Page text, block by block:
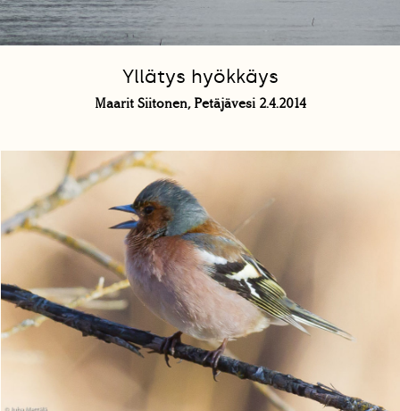
Yllätys hyökkäys
Maarit Siitonen, Petäjävesi 2.4.2014